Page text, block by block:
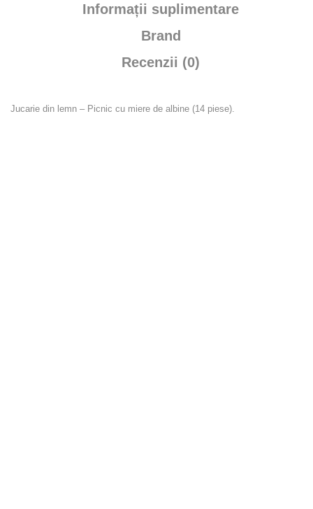
Informații suplimentare
Brand
Recenzii (0)
Jucarie din lemn – Picnic cu miere de albine (14 piese).